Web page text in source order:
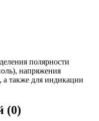
полярности
напряжения
а также для индикации
(0)